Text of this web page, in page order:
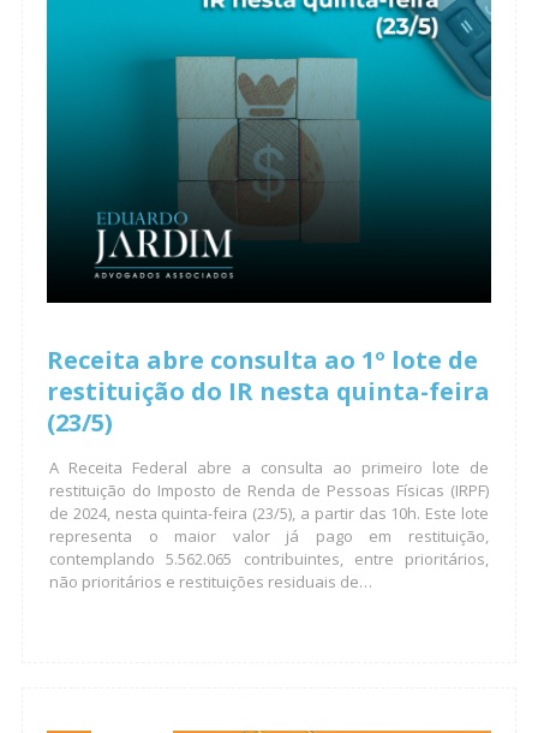
Receita abre consulta ao 1º lote de
restituição do IR nesta quinta-feira
(23/5)
A Receita Federal abre a consulta ao primeiro lote de
restituição do Imposto de Renda de Pessoas Físicas (IRPF)
de 2024, nesta quinta-feira (23/5), a partir das 10h. Este lote
representa o maior valor já pago em restituição,
contemplando 5.562.065 contribuintes, entre prioritários,
não prioritários e restituições residuais de…